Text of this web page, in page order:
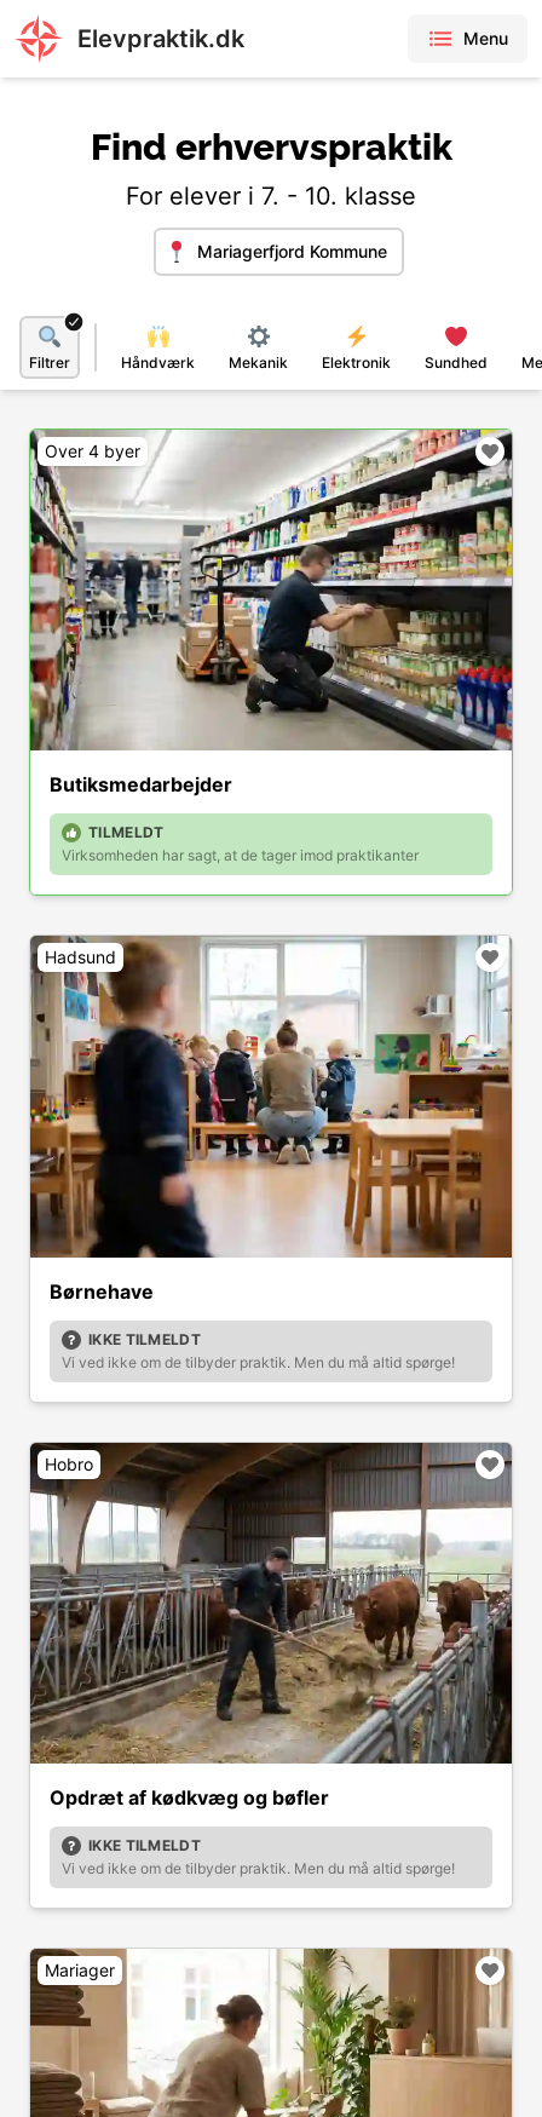
Elevpraktik.dk Menu
Find erhvervspraktik
For elever i 7. - 10. klasse
Mariagerfjord Kommune
Filtrer Håndværk Mekanik Elektronik Sundhed
Over 4 byer
Butiksmedarbejder
TILMELDT
Virksomheden har sagt, at de tager imod praktikanter
Hadsund
Børnehave
IKKE TILMELDT
Vi ved ikke om de tilbyder praktik. Men du må altid spørge!
Hobro
Opdræt af kødkvæg og bøfler
IKKE TILMELDT
Vi ved ikke om de tilbyder praktik. Men du må altid spørge!
Mariager